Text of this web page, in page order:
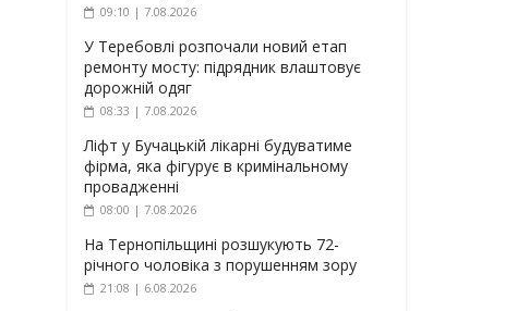
09:10 | 7.08.2026
У Теребовлі розпочали новий етап
ремонту мосту: підрядник влаштовує
дорожній одяг
08:33 | 7.08.2026
Ліфт у Бучацькій лікарні будуватиме
фірма, яка фігурує в кримінальному
провадженні
08:00 | 7.08.2026
На Тернопільщині розшукують 72-
річного чоловіка з порушенням зору
21:08 | 6.08.2026